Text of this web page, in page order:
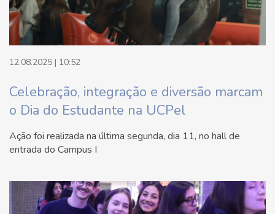
12.08.2025 | 10:52
Celebração, integração e diversão marcam
o Dia do Estudante na UCPel
Ação foi realizada na última segunda, dia 11, no hall de
entrada do Campus I